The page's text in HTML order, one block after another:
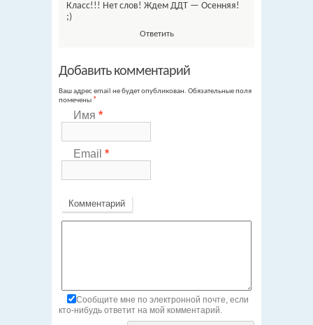
Класс!!! Нет слов! Ждем ДДТ — Осенняя!
;)
Ответить
Добавить комментарий
Ваш адрес email не будет опубликован. Обязательные поля
помечены *
Имя *
Email *
Комментарий
Сообщите мне по электронной почте, если
кто-нибудь ответит на мой комментарий.